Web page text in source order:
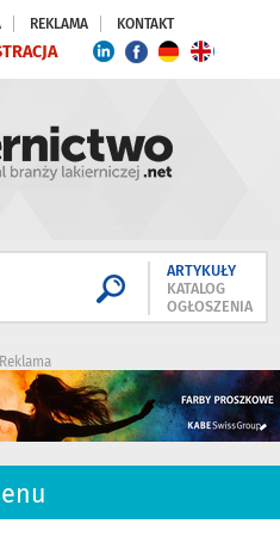
REKLAMA KONTAKT
ARTYKUŁY
KATALOG
OGŁOSZENIA
Reklama